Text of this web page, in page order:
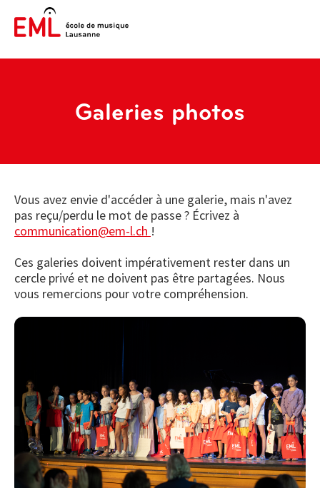
Galeries photos
Vous avez envie d'accéder à une galerie, mais n'avez
pas reçu/perdu le mot de passe ? Écrivez à
communication@em-l.ch !
Ces galeries doivent impérativement rester dans un
cercle privé et ne doivent pas être partagées. Nous
vous remercions pour votre compréhension.